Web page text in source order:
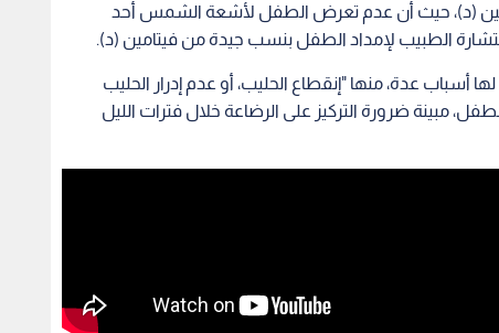
(د)، حيث أن عدم تعرض الطفل لأشعة الشمس أحد
الطبيب لإمداد الطفل بنسب جيدة من فيتامين (د).
أسباب عدة، منها "إنقطاع الحليب، أو عدم إدرار الحليب
مبينة ضرورة التركيز على الرضاعة خلال فترات الليل